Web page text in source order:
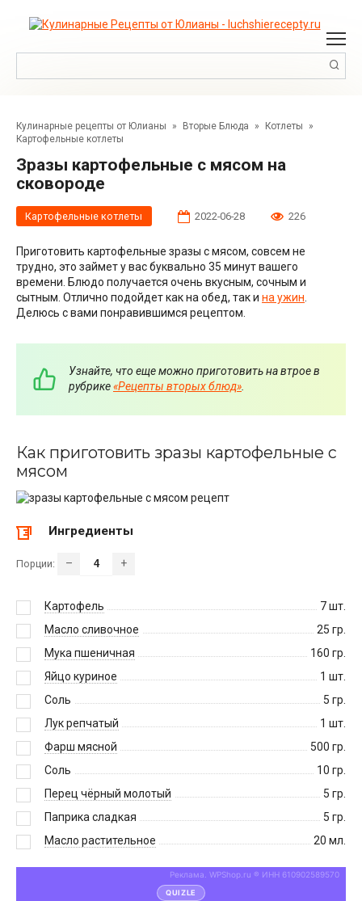
Кулинарные рецепты от Юлианы » Вторые Блюда » Котлеты »
Картофельные котлеты
Зразы картофельные с мясом на
сковороде
Картофельные котлеты 2022-06-28 226
Приготовить картофельные зразы с мясом, совсем не
трудно, это займет у вас буквально 35 минут вашего
времени. Блюдо получается очень вкусным, сочным и
сытным. Отлично подойдет как на обед, так и на ужин
Делюсь с вами понравившимся рецептом.
Узнайте, что еще можно приготовить на втрое в
рубрике«Рецепты вторых блюд».
Как приготовить зразы картофельные с
мясом
Ингредиенты
Порции: – +
Картофель 7шт.
Масло сливочное
25 гр.
Мука пшеничная
160 гр.
Яйцо куриное
1 шт.
Соль
5 гр.
Лук репчатый
1 шт.
Фарш мясной
500 гр.
Соль
10 гр.
Перец чёрный молотый
5 гр.
Паприка сладкая
5 гр.
Масло растительное
20 мл.